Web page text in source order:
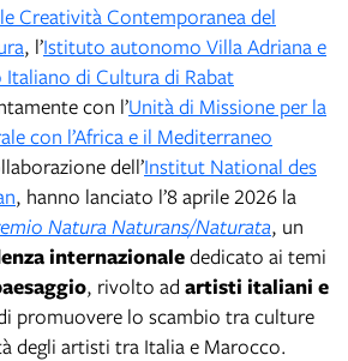
Creatività Contemporanea del
, l’Istituto autonomo Villa Adriana e
Italiano di Cultura di Rabat
con l’Unità di Missione per la
con l’Africa e il Mediterraneo
dell’Institut National des
, hanno lanciato l’8 aprile 2026 la
Natura Naturans/Naturata, un
internazionalededicato ai temi
, rivolto ad artisti italiani e
promuovere lo scambio tra culture
degli artisti tra Italia e Marocco.